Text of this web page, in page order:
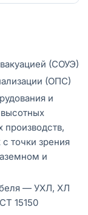
(СОУЭ)
(ОПС)
и
производств,
точки зрения
и
— УХЛ, ХЛ
15150